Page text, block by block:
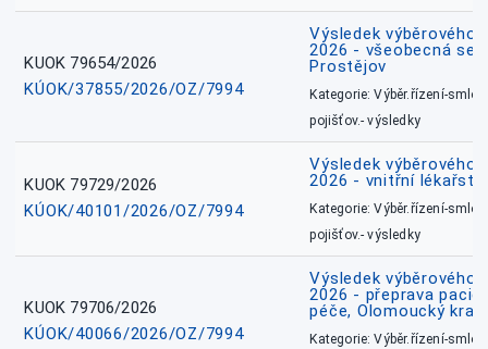
KUOK 79654/2026
KÚOK/37855/2026/OZ/7994
Výsledek výběrového
2026 - všeobecná
Prostějov
Kategorie: Výběr.řízení-
pojišťov.- výsledky
KUOK 79729/2026
KÚOK/40101/2026/OZ/7994
Výsledek výběrového
2026 - vnitřní
Kategorie: Výběr.řízení-
pojišťov.- výsledky
KUOK 79706/2026
KÚOK/40066/2026/OZ/7994
Výsledek výběrového
2026 - přeprava
péče, Olomoucký kraj
Kategorie: Výběr.řízení-